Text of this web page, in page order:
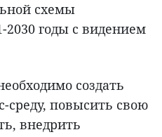
схемы
2030 годы с видением
создать
среду, повысить свою
внедрить